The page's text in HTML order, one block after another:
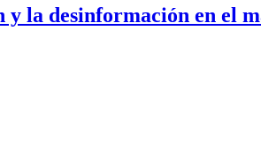
la desinformación en el